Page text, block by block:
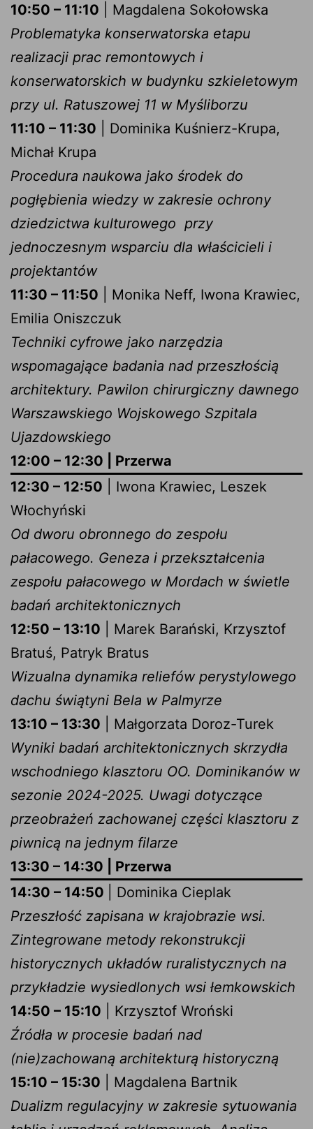
10:50 – 11:10 | Magdalena Sokołowska
Problematyka konserwatorska etapu
realizacji prac remontowych i
konserwatorskich w budynku szkieletowym
przy ul. Ratuszowej 11 w Myśliborzu
11:10 – 11:30 | Dominika Kuśnierz-Krupa,
Michał Krupa
Procedura naukowa jako środek do
pogłębienia wiedzy w zakresie ochrony
dziedzictwa kulturowego przy
jednoczesnym wsparciu dla właścicieli i
projektantów
11:30 – 11:50 | Monika Neff, Iwona Krawiec,
Emilia Oniszczuk
Techniki cyfrowe jako narzędzia
wspomagające badania nad przeszłością
architektury. Pawilon chirurgiczny dawnego
Warszawskiego Wojskowego Szpitala
Ujazdowskiego
12:00 – 12:30 | Przerwa
12:30 – 12:50 | Iwona Krawiec, Leszek
Włochyński
Od dworu obronnego do zespołu
pałacowego. Geneza i przekształcenia
zespołu pałacowego w Mordach w świetle
badań architektonicznych
12:50 – 13:10 | Marek Barański, Krzysztof
Bratuś, Patryk Bratus
Wizualna dynamika reliefów perystylowego
dachu świątyni Bela w Palmyrze
13:10 – 13:30 | Małgorzata Doroz-Turek
Wyniki badań architektonicznych skrzydła
wschodniego klasztoru OO. Dominikanów w
sezonie 2024-2025. Uwagi dotyczące
przeobrażeń zachowanej części klasztoru z
piwnicą na jednym filarze
13:30 – 14:30 | Przerwa
14:30 – 14:50
| Dominika Cieplak
Przeszłość zapisana w krajobrazie wsi.
Zintegrowane metody rekonstrukcji
historycznych układów ruralistycznych na
przykładzie wysiedlonych wsi łemkowskich
14:50 – 15:10 | Krzysztof Wroński
Źródła w procesie badań nad
(nie)zachowaną architekturą historyczną
15:10 – 15:30 | Magdalena Bartnik
Dualizm regulacyjny w zakresie sytuowania